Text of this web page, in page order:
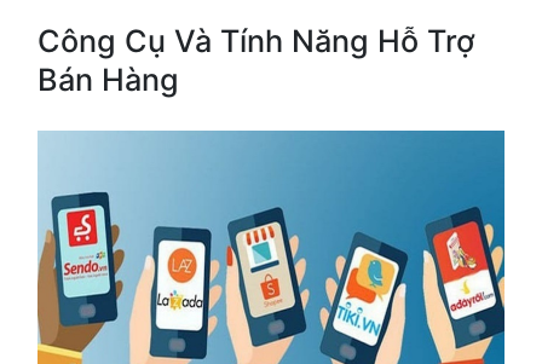
Công Cụ Và Tính Năng Hỗ Trợ
Bán Hàng